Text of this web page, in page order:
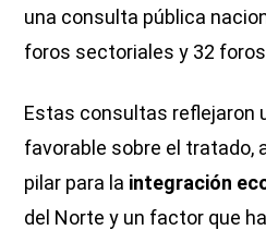
una consulta pública
foros sectoriales y 32
Estas consultas reflejaron
favorable sobre el tratado,
pilar para la integración
del Norte y un factor que